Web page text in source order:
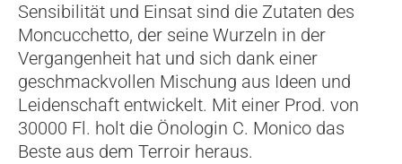
Sensibilität und Einsat sind die Zutaten des
Moncucchetto, der seine Wurzeln in der
Vergangenheit hat und sich dank einer
geschmackvollen Mischung aus Ideen und
Leidenschaft entwickelt. Mit einer Prod. von
30000 Fl. holt die Önologin C. Monico das
Beste aus dem Terroir heraus.